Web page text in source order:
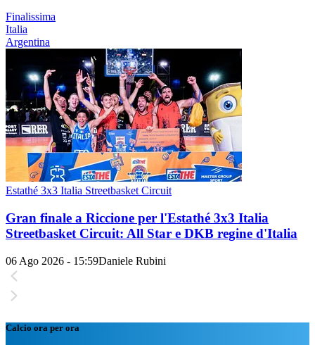
Finalissima
Italia
Argentina
Estathé 3x3 Italia Streetbasket Circuit
Gran finale a Riccione per l'Estathé 3x3 Italia
Streetbasket Circuit: All Star e DKB regine d'Italia
06 Ago 2026 - 15:59Daniele Rubini
Calcio ora per ora